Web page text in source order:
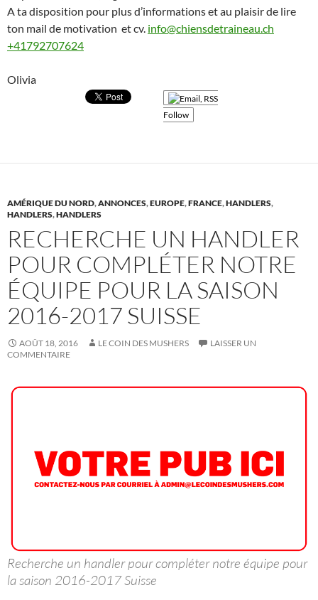
A ta disposition pour plus d’informations et au plaisir de lire
ton mail de motivation et cv. info@chiensdetraineau.ch
+41792707624
Olivia
Follow
AMÉRIQUE DU NORD,ANNONCES,EUROPE,FRANCE,HANDLERS,
HANDLERS,HANDLERS
RECHERCHE UN HANDLER
POUR COMPLÉTER NOTRE
ÉQUIPE POUR LA SAISON
2016-2017 SUISSE
AOÛT 18, 2016 LE COIN DES MUSHERS
LAISSER UN
COMMENTAIRE
Recherche un handler pour compléter notre équipe pour
la saison 2016-2017 Suisse